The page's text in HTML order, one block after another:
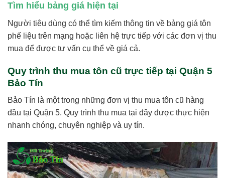
Tìm hiểu bảng giá hiện tại
Người tiêu dùng có thể tìm kiếm thông tin về bảng giá tôn
phế liệu trên mạng hoặc liên hệ trực tiếp với các đơn vị thu
mua để được tư vấn cụ thể về giá cả.
Quy trình thu mua tôn cũ trực tiếp tại Quận 5
Bảo Tín
Bảo Tín là một trong những đơn vị thu mua tôn cũ hàng
đầu tại Quận 5. Quy trình thu mua tại đây được thực hiện
nhanh chóng, chuyên nghiệp và uy tín.